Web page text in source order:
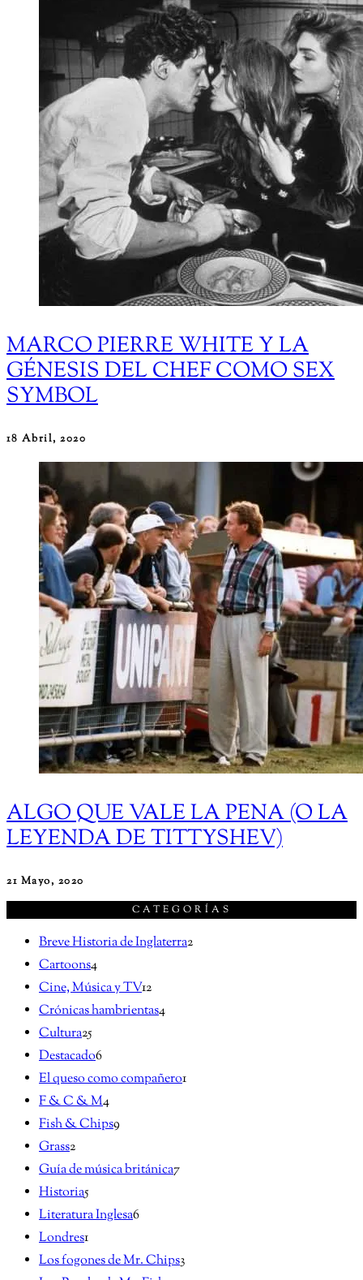
MARCO PIERRE WHITE Y LA
GÉNESIS DEL CHEF COMO SEX
SYMBOL
18 Abril, 2020
ALGO QUE VALE LA PENA (O LA
LEYENDA DE TITTYSHEV)
21 Mayo, 2020
CATEGORÍAS
Breve Historia de Inglaterra2
Cartoons4
Cine, Música y TV12
Crónicas hambrientas4
Cultura25
Destacado6
El queso como compañero1
F & C & M4
Fish & Chips9
Grass2
Guía de música británica7
Historia5
Literatura Inglesa6
Londres1
Los fogones de Mr. Chips3